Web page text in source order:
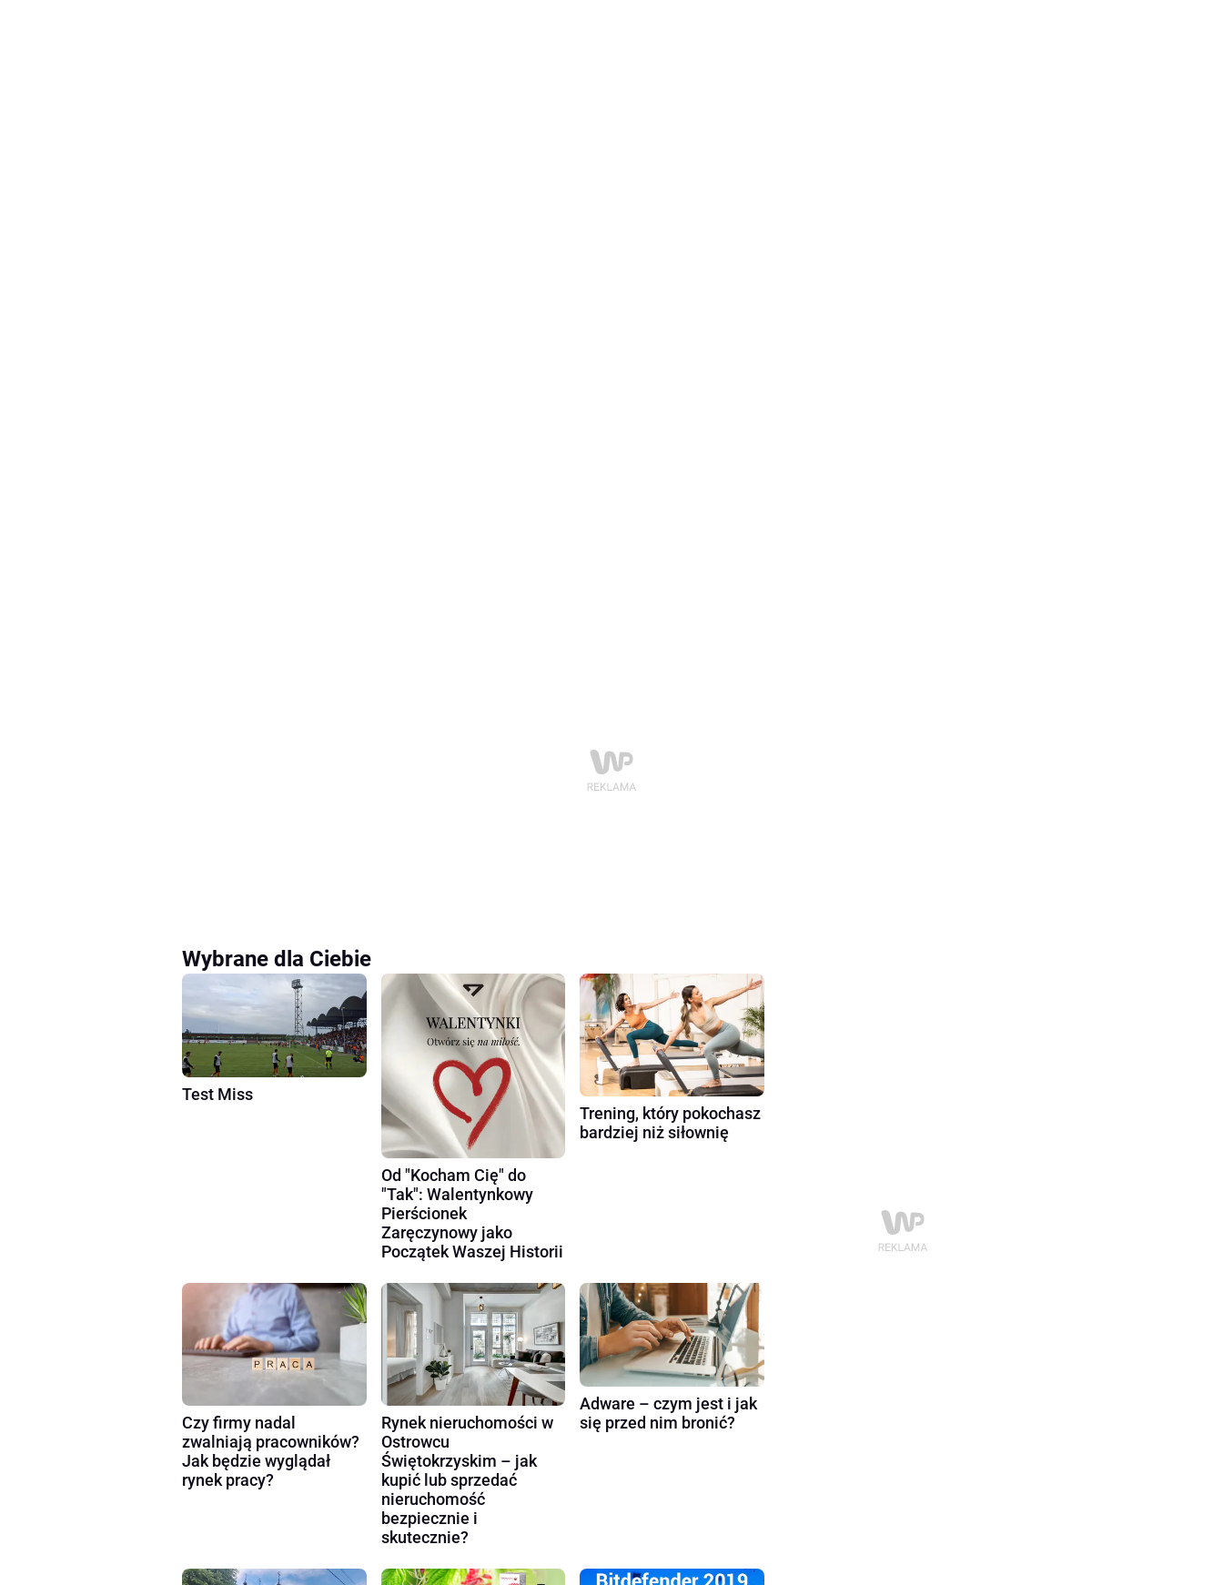
Wybrane dla Ciebie
Test Miss
Od "Kocham Cię" do
"Tak": Walentynkowy
Pierścionek
Zaręczynowy jako
Początek Waszej Historii
Trening, który pokochasz
bardziej niż siłownię
Czy firmy nadal
zwalniają pracowników?
Jak będzie wyglądał
rynek pracy?
Rynek nieruchomości w
Ostrowcu
Świętokrzyskim – jak
kupić lub sprzedać
nieruchomość
bezpiecznie i
skutecznie?
Adware – czym jest i jak
się przed nim bronić?